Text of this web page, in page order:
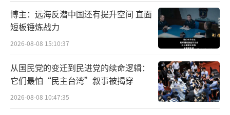
繁荣的承诺。消息传回国内后，美国商会以及
多个主要行业的协会随即发表声明，对访问成
果表示欢迎。企业界普遍认为，一项稳定、可
预期的双边经贸框架对于美国企业的全球供应
链布局、出口增长以及投资信心都具有正面作
用。股市在相关消息传出后也给出了积极反
应，投资者对于中美关系缓和的预期明显增
博主：远海反潜中国还有提升空间 直面
短板锤炼战力
2026-08-08 15:10:37
从国民党的变迁到民进党的续命逻辑：
它们最怕“民主台湾”叙事被揭穿
2026-08-08 10:47:35